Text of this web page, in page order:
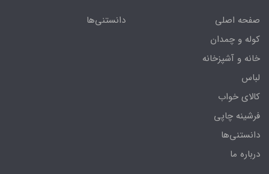
صفحه اصلی
کوله و چمدان
خانه و آشپزخانه
لباس
کالای خواب
فرشینه چاپی
دانستنی‌ها
درباره ما
دانستنی‌ها